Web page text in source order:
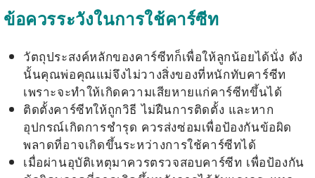
ข้อควรระวังในการใช้คาร์ซีท
วัตถุประสงค์หลักของคาร์ซีทก็เพื่อให้ลูกน้อยได้นั่ง ดัง
นั้นคุณพ่อคุณแม่จึงไม่วางสิ่งของที่หนักทับคาร์ซีท
เพราะจะทำให้เกิดความเสียหายแก่คาร์ซีทขึ้นได้
ติดตั้งคาร์ซีทให้ถูกวิธี ไม่ฝืนการติดตั้ง และหาก
อุปกรณ์เกิดการชำรุด ควรส่งซ่อมเพื่อป้องกันข้อผิด
พลาดที่อาจเกิดขึ้นระหว่างการใช้คาร์ซีทได้
เมื่อผ่านอุบัติเหตุมาควรตรวจสอบคาร์ซีท เพื่อป้องกัน